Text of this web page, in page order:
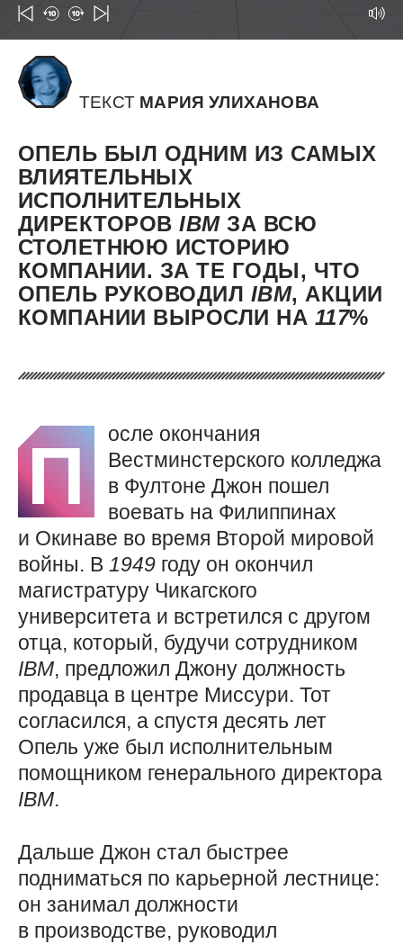
ТЕКСТ МАРИЯ УЛИХАНОВА
ОПЕЛЬ БЫЛ ОДНИМ ИЗ САМЫХ
ВЛИЯТЕЛЬНЫХ
ИСПОЛНИТЕЛЬНЫХ
ДИРЕКТОРОВIBMЗА ВСЮ
СТОЛЕТНЮЮ ИСТОРИЮ
КОМПАНИИ. ЗА ТЕ ГОДЫ, ЧТО
ОПЕЛЬ РУКОВОДИЛ IBM, АКЦИИ
КОМПАНИИ ВЫРОСЛИ НА 117%
П
осле окончания
Вестминстерского колледжа
в Фултоне Джон пошел
воевать на Филиппинах
и Окинаве во время Второй мировой
войны. В 1949 году он окончил
магистратуру Чикагского
университета и встретился с другом
отца, который, будучи сотрудником
IBM, предложил Джону должность
продавца в центре Миссури. Тот
согласился, а спустя десять лет
Опель уже был исполнительным
помощником генерального директора
IBM.
Дальше Джон стал быстрее
подниматься по карьерной лестнице:
он занимал должности
в производстве, руководил